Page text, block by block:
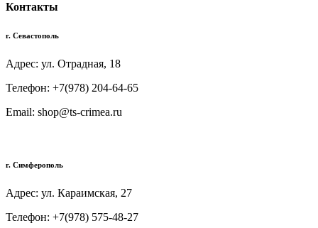
Контакты
г. Севастополь
Адрес: ул. Отрадная, 18
Телефон: +7(978) 204-64-65
Email: shop@ts-crimea.ru
г. Симферополь
Адрес: ул. Караимская, 27
Телефон: +7(978) 575-48-27